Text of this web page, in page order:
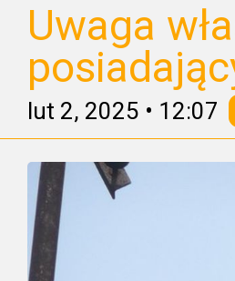
Uwaga
lut 2, 2025 • 12:07